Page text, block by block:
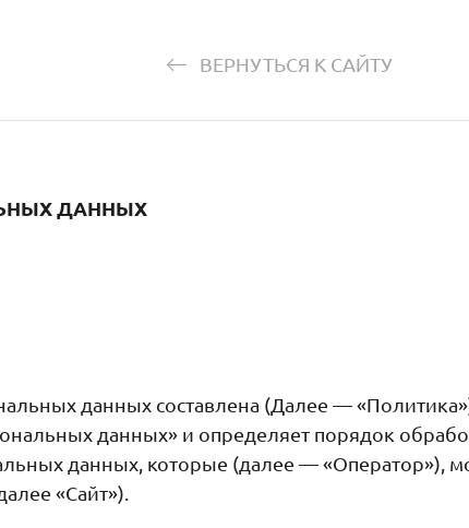
ВЕРНУТЬСЯ К САЙТУ
ДАННЫХ
данных составлена (Далее —
данных» и определяет порядок
данных, которые (далее — «Оператор»),
«Сайт»).